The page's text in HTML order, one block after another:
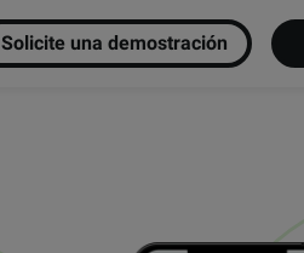
Solicite una demostración